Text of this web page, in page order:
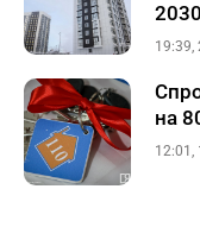
19:39,
на
12:01,